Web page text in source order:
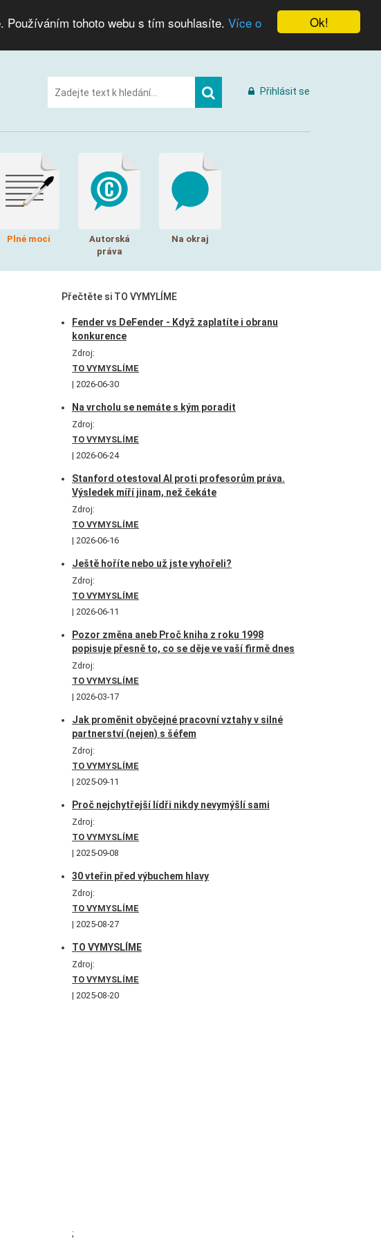
Ok!
Používáním tohoto webu s tím souhlasíte. Více o
Přihlásit se
Plné moci
Autorská
práva
Na okraj
Přečtěte si TO VYMYLÍME
Fender vs DeFender - Když zaplatíte i obranu
konkurence
Zdroj:
TO VYMYSLÍME
2026-06-30
Na vrcholu se nemáte s kým poradit
Zdroj:
TO VYMYSLÍME
2026-06-24
Stanford otestoval AI proti profesorům práva.
Výsledek míří jinam, než čekáte
Zdroj:
TO VYMYSLÍME
2026-06-16
Ještě hoříte nebo už jste vyhořeli?
Zdroj:
TO VYMYSLÍME
2026-06-11
Pozor změna aneb Proč kniha z roku 1998
popisuje přesně to, co se děje ve vaší firmě dnes
Zdroj:
TO VYMYSLÍME
2026-03-17
Jak proměnit obyčejné pracovní vztahy v silné
partnerství (nejen) s šéfem
Zdroj:
TO VYMYSLÍME
2025-09-11
Proč nejchytřejší lídři nikdy nevymýšlí sami
Zdroj:
TO VYMYSLÍME
2025-09-08
30 vteřin před výbuchem hlavy
Zdroj:
TO VYMYSLÍME
2025-08-27
TO VYMYSLÍME
Zdroj:
TO VYMYSLÍME
2025-08-20
;